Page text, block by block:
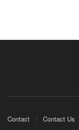
Contact Contact Us